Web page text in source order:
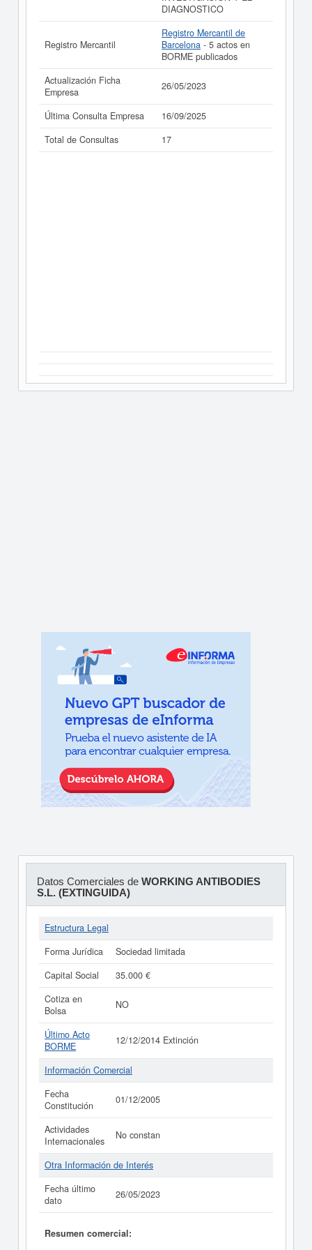
DIAGNOSTICO
Registro Mercantil
Registro Mercantil de
Barcelona - 5 actos en
BORME publicados
Actualización Ficha
Empresa
26/05/2023
Última Consulta Empresa
16/09/2025
Total de Consultas
17
Datos Comerciales de WORKING ANTIBODIES
S.L. (EXTINGUIDA)
Estructura Legal
Forma Jurídica
Sociedad limitada
Capital Social
35.000 €
Cotiza en
Bolsa
NO
Último Acto
BORME
12/12/2014 Extinción
Información Comercial
Fecha
Constitución
01/12/2005
Actividades
Internacionales
No constan
Otra Información de Interés
Fecha último
dato
26/05/2023
Resumen comercial: